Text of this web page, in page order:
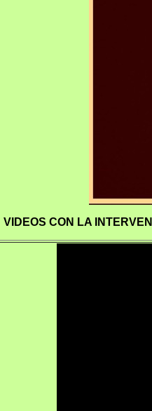
VIDEOS CON LA